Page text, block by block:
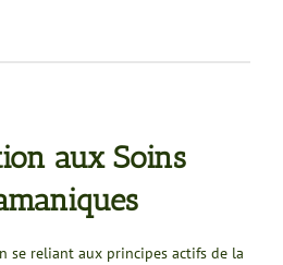
aux Soins
se reliant aux principes actifs de la